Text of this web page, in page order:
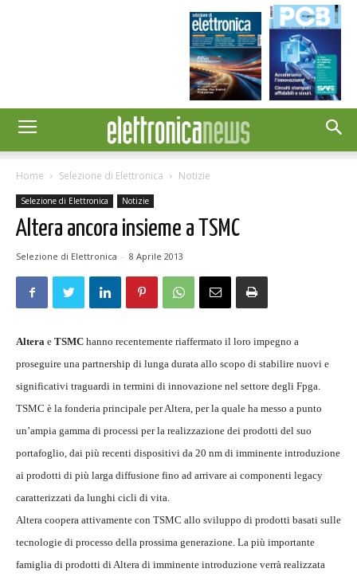
Home Selezione di Elettronica Notizie
Selezione di Elettronica Notizie
Altera ancora insieme a TSMC
Selezione di Elettronica - 8 Aprile 2013
Altera e TSMC hanno recentemente riaffermato il loro impegno a
proseguire una partnership di lunga durata allo scopo di stabilire nuovi e
significativi traguardi in termini di innovazione nel settore degli Fpga.
TSMC è la fonderia principale per Altera, per la quale ha messo a punto
un’ampia gamma di processi per la realizzazione dei prodotti del suo
portafoglio, dai più recenti dispositivi da 20 nm di imminente introduzione
ai prodotti di più larga diffusione fino ad arrivare ai componenti legacy
caratterizzati da lunghi cicli di vita.
Altera coopera attivamente con TSMC allo sviluppo di prodotti basati sulle
tecnologie di processo della prossima generazione. La più importante
famiglia di prodotti di Altera di imminente introduzione verrà realizzata